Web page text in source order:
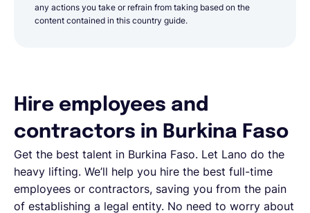
any actions you take or refrain from taking based on the
content contained in this country guide.
Hire employees and
contractors in Burkina Faso
Get the best talent in Burkina Faso. Let Lano do the
heavy lifting. We’ll help you hire the best full-time
employees or contractors, saving you from the pain
of establishing a legal entity. No need to worry about